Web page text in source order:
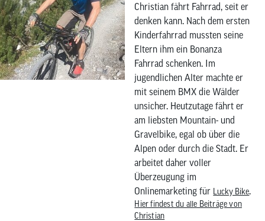
Christian fährt Fahrrad, seit er
denken kann. Nach dem ersten
Kinderfahrrad mussten seine
Eltern ihm ein Bonanza
Fahrrad schenken. Im
jugendlichen Alter machte er
mit seinem BMX die Wälder
unsicher. Heutzutage fährt er
am liebsten Mountain- und
Gravelbike, egal ob über die
Alpen oder durch die Stadt. Er
arbeitet daher voller
Überzeugung im
Onlinemarketing für
Lucky Bike.
Hier findest du alle Beiträge von
Christian